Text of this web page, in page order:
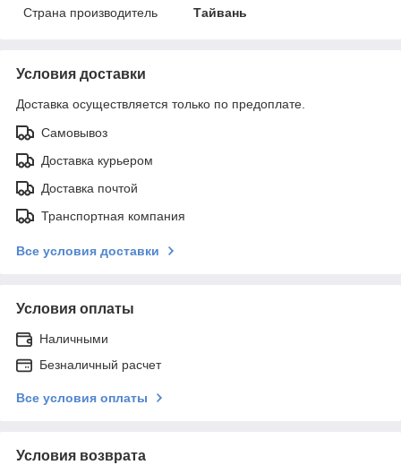
Страна производитель
Тайвань
Условия доставки
Доставка осуществляется только по предоплате.
Самовывоз
Доставка курьером
Доставка почтой
Транспортная компания
Все условия доставки
Условия оплаты
Наличными
Безналичный расчет
Все условия оплаты
Условия возврата